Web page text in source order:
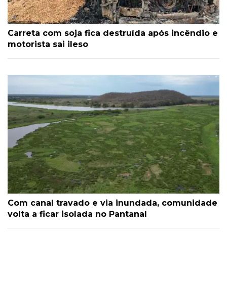
Carreta com soja fica destruída após incêndio e
motorista sai ileso
Com canal travado e via inundada, comunidade
volta a ficar isolada no Pantanal